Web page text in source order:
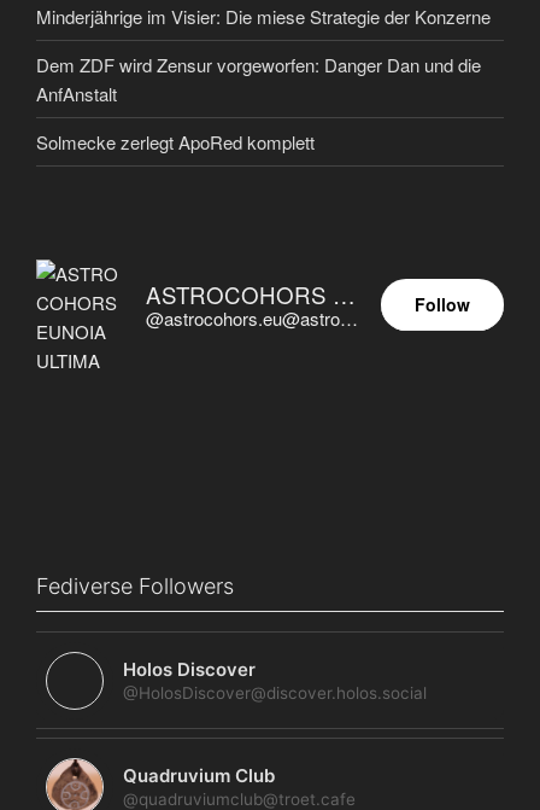
Minderjährige im Visier: Die miese Strategie der Konzerne
Dem ZDF wird Zensur vorgeworfen: Danger Dan und die
AnfAnstalt
Solmecke zerlegt ApoRed komplett
ASTROCOHORS EUNOIA ULTIMA
@astrocohors.eu@astrocohors.eu
Follow
Fediverse Followers
Holos Discover
@HolosDiscover@discover.holos.social
Quadruvium Club
@quadruviumclub@troet.cafe